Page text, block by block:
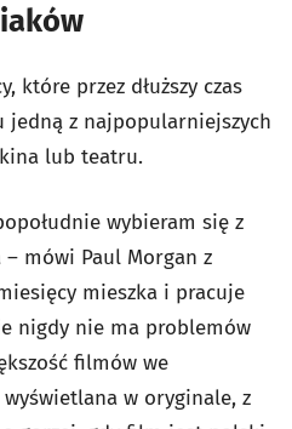
które przez dłuższy czas
jedną z najpopularniejszych
lub teatru.
wybieram się z
mówi Paul Morgan z
mieszka i pracuje
nigdy nie ma problemów
filmów we
w oryginale, z